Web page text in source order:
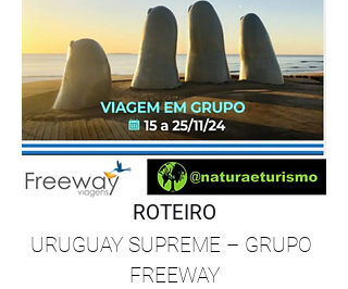
ROTEIRO
URUGUAY SUPREME – GRUPO
FREEWAY